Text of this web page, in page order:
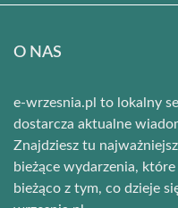
O NAS
e-wrzesnia.pl to lokalny
dostarcza aktualne
Znajdziesz tu
bieżące wydarzenia,
bieżąco z tym, co dzieje